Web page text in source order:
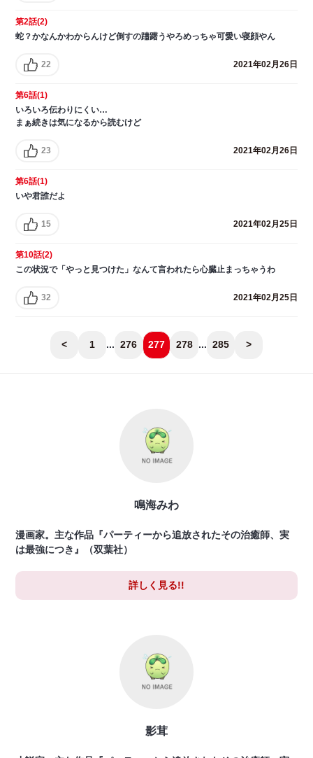
第2話(2)
蛇？かなんかわからんけど倒すの躊躇うやろめっちゃ可愛い寝顔やん
22 2021年02月26日
第6話(1)
いろいろ伝わりにくい…
まぁ続きは気になるから読むけど
23 2021年02月26日
第6話(1)
いや君誰だよ
15 2021年02月25日
第10話(2)
この状況で「やっと見つけた」なんて言われたら心臓止まっちゃうわ
32 2021年02月25日
< 1 ... 276 277 278 ... 285 >
鳴海みわ
漫画家。主な作品『パーティーから追放されたその治癒師、実
は最強につき』（双葉社）
詳しく見る!!
影茸